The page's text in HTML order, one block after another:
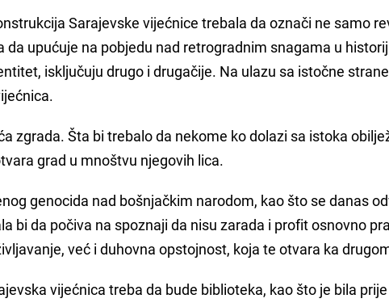
Sarajevske vijećnice trebala da označi ne samo
da upućuje na pobjedu nad retrogradnim snagama u
isključuju drugo i drugačije. Na ulazu sa istočne
zgrada. Šta bi trebalo da nekome ko dolazi sa istoka
grad u mnoštvu njegovih lica.
genocida nad bošnjačkim narodom, kao što se danas
bi da počiva na spoznaji da nisu zarada i profit osnovno
već i duhovna opstojnost, koja te otvara ka
vijećnica treba da bude biblioteka, kao što je bila